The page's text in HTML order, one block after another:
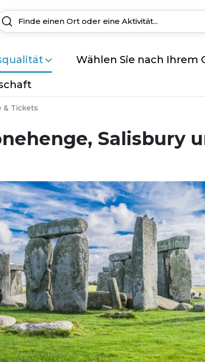
Wählen Sie nach Ihrem
& Tickets
Salisbury